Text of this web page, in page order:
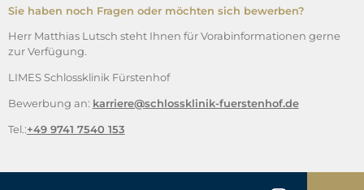
Sie haben noch Fragen oder möchten sich bewerben?
Herr Matthias Lutsch steht Ihnen für Vorabinformationen gerne
zur Verfügung.
LIMES Schlossklinik Fürstenhof
Bewerbung an: karriere@schlossklinik-fuerstenhof.de
Tel.:+49 9741 7540 153